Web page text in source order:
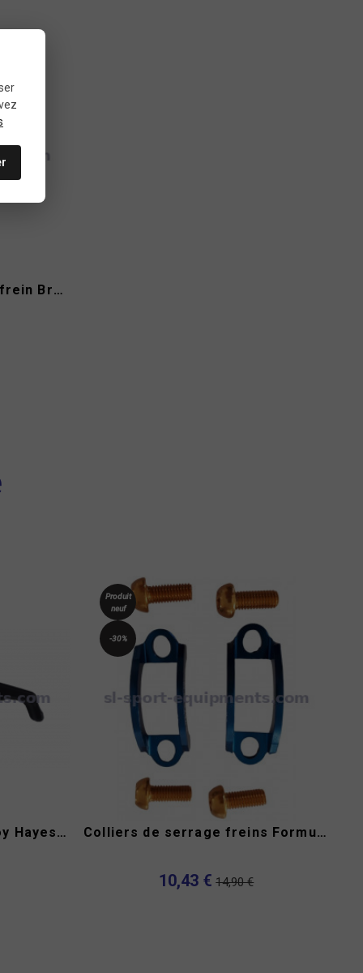
Avid Elixir plaquettes de frein Brake Authority type B
Levier de frein Dangerboy Hayes Nine
Produit
neuf
-30%
Colliers de serrage freins Formula Oro A2Z
10,43 € 14,90 €